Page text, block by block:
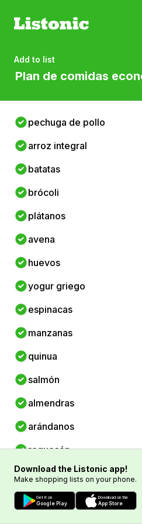
Add to list
Plan de comidas
pechuga de pollo
arroz integral
batatas
brócoli
plátanos
avena
huevos
yogur griego
espinacas
manzanas
quinua
salmón
almendras
arándanos
requesón
kale
naranjas
Download the Listonic app!
Make shopping lists on your phone.
Get it on
Google Play
Download on the
App Store